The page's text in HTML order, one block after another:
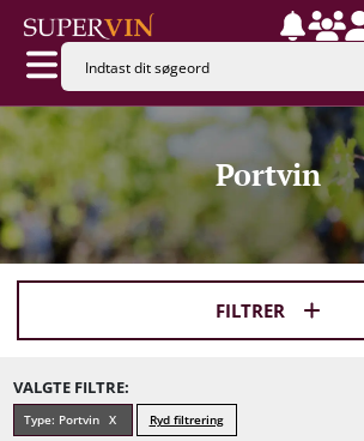
Portvin
FILTRER
VALGTE FILTRE:
Type: Portvin Ryd filtrering